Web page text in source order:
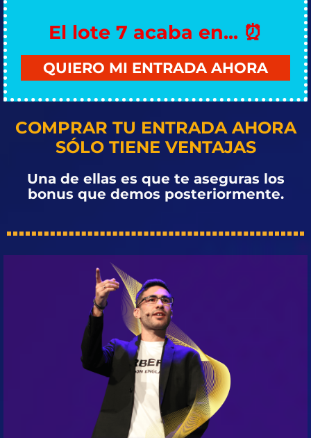
El lote 7 acaba en... ⏰
QUIERO MI ENTRADA AHORA
COMPRAR TU ENTRADA AHORA
SÓLO TIENE VENTAJAS
Una de ellas es que te aseguras los
bonus que demos posteriormente.